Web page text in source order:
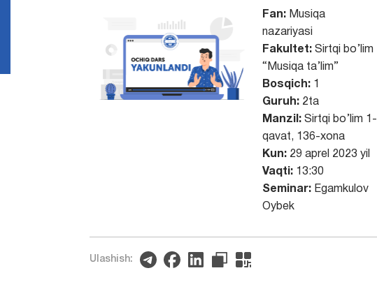
Fan:Musiqa
nazariyasi
Fakultet:Sirtqi bo’lim
“Musiqa ta’lim”
Bosqich:1
Guruh:2ta
Manzil:Sirtqi bo’lim 1-
qavat, 136-xona
Kun: 29 aprel 2023 yil
Vaqti:13:30
Seminar:Egamkulov
Oybek
Ulashish: